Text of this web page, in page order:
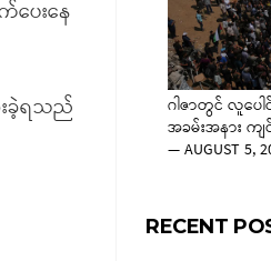
ေးနေ
ခဲ့ရသည်
ဂါဇာတွင် လူပေ
အခမ်းအနား ကျ
—AUGUST 5,
RECENT